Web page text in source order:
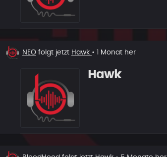
Neuer
NEO folgt jetzt Hawk • 1 Monat her
Hawk
Neuer